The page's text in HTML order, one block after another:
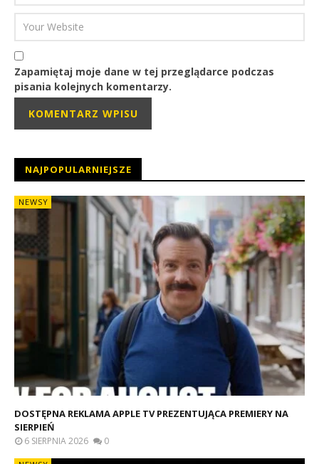
Zapamiętaj moje dane w tej przeglądarce podczas
pisania kolejnych komentarzy.
NAJPOPULARNIEJSZE
NEWSY
DOSTĘPNA REKLAMA APPLE TV PREZENTUJĄCA PREMIERY NA
SIERPIEŃ
6 SIERPNIA 2026 0